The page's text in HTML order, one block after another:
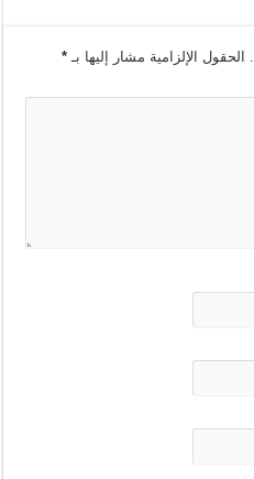
الحقول الإلزامية مشار إليها بـ*